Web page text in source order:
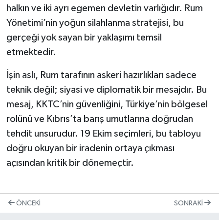
halkın ve iki ayrı egemen devletin varlığıdır. Rum
Yönetimi’nin yoğun silahlanma stratejisi, bu
gerçeği yok sayan bir yaklaşımı temsil
etmektedir.
İşin aslı, Rum tarafının askeri hazırlıkları sadece
teknik değil; siyasi ve diplomatik bir mesajdır. Bu
mesaj, KKTC’nin güvenliğini, Türkiye’nin bölgesel
rolünü ve Kıbrıs’ta barış umutlarına doğrudan
tehdit unsurudur. 19 Ekim seçimleri, bu tabloyu
doğru okuyan bir iradenin ortaya çıkması
açısından kritik bir dönemeçtir.
ÖNCEKI SONRAKI